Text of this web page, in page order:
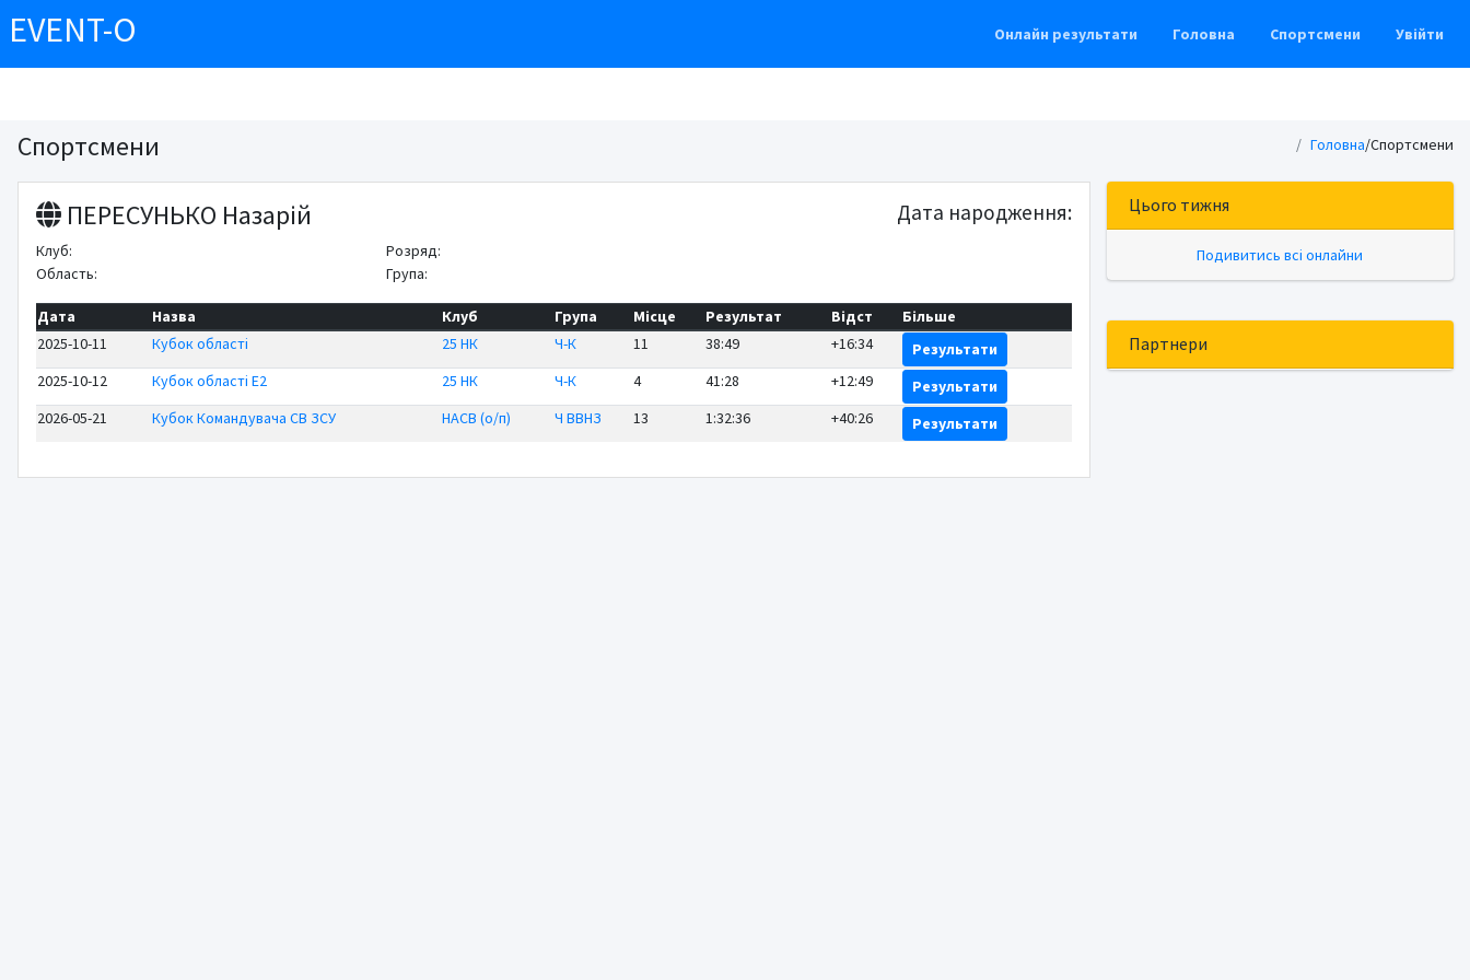
EVENT-O Онлайн результати Головна Спортсмени Увійти
Спортсмени Головна/Спортсмени
ПЕРЕСУНЬКО Назарій Дата народження:
Клуб:
Область:
Розряд:
Група:
Дата Назва Клуб Група Місце Результат Відст
Більше
2025-10-11
Кубок області 25 НК Ч-К 11 38:49 +16:34
Результати
2025-10-12
Кубок області E2 25 НК Ч-К 4 41:28 +12:49
Результати
2026-05-21
Кубок Командувача СВ ЗСУ НАСВ (о/п) Ч ВВНЗ 13 1:32:36 +40:26 Результати
Цього тижня
Подивитись всі онлайни
Партнери